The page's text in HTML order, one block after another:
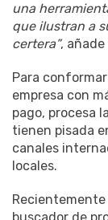
una
que ilustran a
certera”,
Para
empresa con
pago, procesa
tienen pisada
canales
locales.